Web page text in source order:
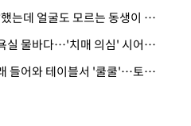
· "20년 병수발했는데 얼굴도 모르는 동생이 유산 절반을"…배다른 형제 상속권 있을까
· 냄비 태우고 욕실 물바다…'치매 의심' 시어머니 검사 권유했다가 '날벼락'
· 새벽 식당 몰래 들어와 테이블서 '쿨쿨'…토사물 남기고 사라진 남성